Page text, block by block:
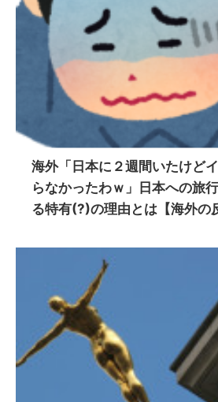
海外「日本に２週間いたけど
らなかったわｗ」日本への旅
る特有(?)の理由とは【海外の